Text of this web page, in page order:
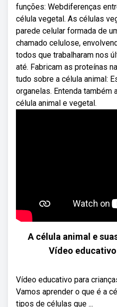
funções: Webdiferenças
célula vegetal. As células
pare­de celular formada de
chamado celulose,
todos que trabalharam nos
até. Fabricam as proteínas
tudo sobre a célula animal:
organelas. Entenda também
célula animal e vegetal.
A célula animal e
Vídeo
Vídeo educativo para
Vamos aprender o que é a
tipos de células que ...